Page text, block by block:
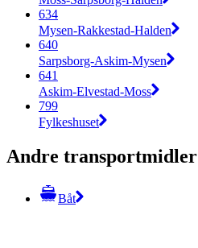
634
Mysen-Rakkestad-Halden
640
Sarpsborg-Askim-Mysen
641
Askim-Elvestad-Moss
799
Fylkeshuset
Andre
Båt